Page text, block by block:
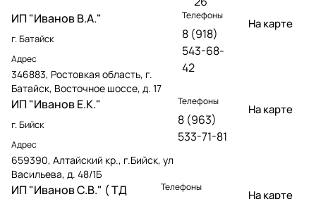
ИП "Иванов В.А."
г. Батайск
Адрес
346883, Ростовкая область, г.
Батайск, Восточное шоссе, д. 17
Телефоны
8 (918)
543-68-
42
На карте
ИП "Иванов Е.К."
г. Бийск
Адрес
659390, Алтайский кр., г.Бийск, ул
Васильева, д. 48/1Б
Телефоны
8 (963)
533-71-81
На карте
ИП "Иванов С.В." ( ТД
Телефоны
На карте